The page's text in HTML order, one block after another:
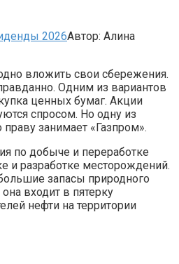
2026Автор: Алина
вложить свои сбережения.
Одним из вариантов
ценных бумаг. Акции
спросом. Но одну из
занимает «Газпром».
по добыче и переработке
и разработке месторождений.
запасы природного
входит в пятерку
нефти на территории